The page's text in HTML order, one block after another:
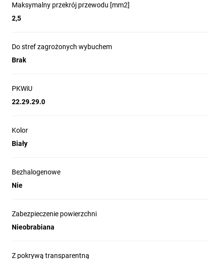
Maksymalny przekrój przewodu [mm2]
2,5
Do stref zagrożonych wybuchem
Brak
PKWiU
22.29.29.0
Kolor
Biały
Bezhalogenowe
Nie
Zabezpieczenie powierzchni
Nieobrabiana
Z pokrywą transparentną